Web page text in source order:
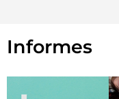
Informes